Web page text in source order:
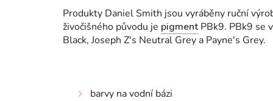
Produkty Daniel Smith jsou vyráběny ruční
živočišného původu je pigmentPBk9. PBk9 se
Black, Joseph Z's Neutral Grey a Payne's Grey.
barvy na vodní bázi